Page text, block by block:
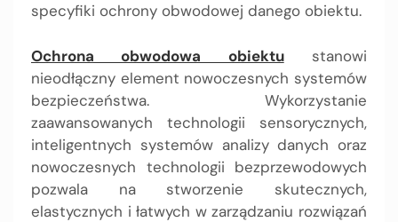
specyfiki ochrony obwodowej danego obiektu.
Ochrona obwodowa obiektustanowi
nieodłączny element nowoczesnych systemów
bezpieczeństwa. Wykorzystanie
zaawansowanych technologii sensorycznych,
inteligentnych systemów analizy danych oraz
nowoczesnych technologii bezprzewodowych
pozwala na stworzenie skutecznych,
elastycznych i łatwych w zarządzaniu rozwiązań